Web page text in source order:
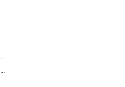
Βίδα Καρμπυρατέρ Yamaha 48 έως 55HP